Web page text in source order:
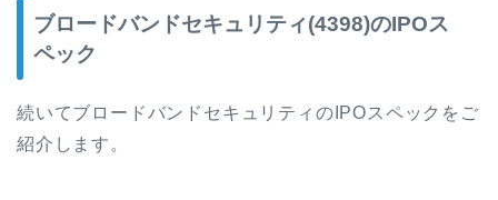
ブロードバンドセキュリティ(4398)のIPOス
ペック
続いてブロードバンドセキュリティのIPOスペックをご
紹介します。